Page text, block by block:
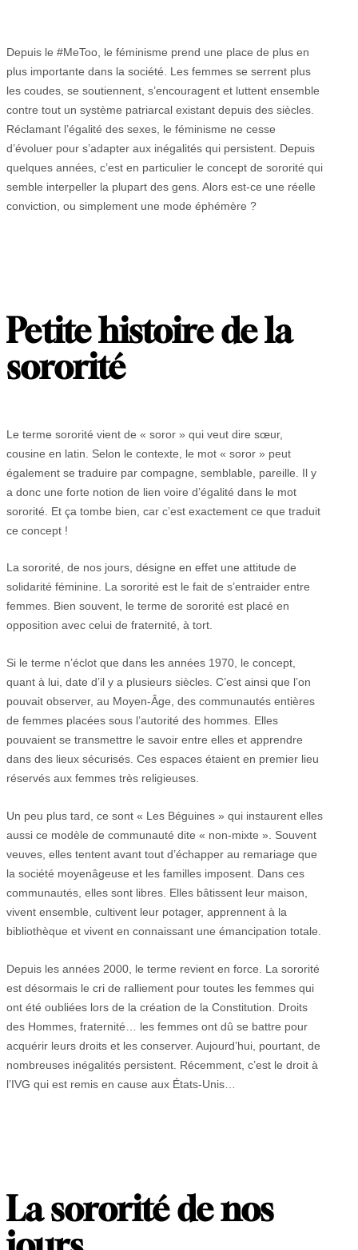
Depuis le #MeToo, le féminisme prend une place de plus en
plus importante dans la société. Les femmes se serrent plus
les coudes, se soutiennent, s’encouragent et luttent ensemble
contre tout un système patriarcal existant depuis des siècles.
Réclamant l’égalité des sexes, le féminisme ne cesse
d’évoluer pour s’adapter aux inégalités qui persistent. Depuis
quelques années, c’est en particulier le concept de sororité qui
semble interpeller la plupart des gens. Alors est-ce une réelle
conviction, ou simplement une mode éphémère ?
Petite histoire de la
sororité
Le terme sororité vient de « soror » qui veut dire sœur,
cousine en latin. Selon le contexte, le mot « soror » peut
également se traduire par compagne, semblable, pareille. Il y
a donc une forte notion de lien voire d’égalité dans le mot
sororité. Et ça tombe bien, car c’est exactement ce que traduit
ce concept !
La sororité, de nos jours, désigne en effet une attitude de
solidarité féminine. La sororité est le fait de s’entraider entre
femmes. Bien souvent, le terme de sororité est placé en
opposition avec celui de fraternité, à tort.
Si le terme n’éclot que dans les années 1970, le concept,
quant à lui, date d’il y a plusieurs siècles. C’est ainsi que l’on
pouvait observer, au Moyen-Âge, des communautés entières
de femmes placées sous l’autorité des hommes. Elles
pouvaient se transmettre le savoir entre elles et apprendre
dans des lieux sécurisés. Ces espaces étaient en premier lieu
réservés aux femmes très religieuses.
Un peu plus tard, ce sont « Les Béguines » qui instaurent elles
aussi ce modèle de communauté dite « non-mixte ». Souvent
veuves, elles tentent avant tout d’échapper au remariage que
la société moyenâgeuse et les familles imposent. Dans ces
communautés, elles sont libres. Elles bâtissent leur maison,
vivent ensemble, cultivent leur potager, apprennent à la
bibliothèque et vivent en connaissant une émancipation totale.
Depuis les années 2000, le terme revient en force. La sororité
est désormais le cri de ralliement pour toutes les femmes qui
ont été oubliées lors de la création de la Constitution. Droits
des Hommes, fraternité… les femmes ont dû se battre pour
acquérir leurs droits et les conserver. Aujourd’hui, pourtant, de
nombreuses inégalités persistent. Récemment, c’est le droit à
l’IVG qui est remis en cause aux États-Unis…
La sororité de nos